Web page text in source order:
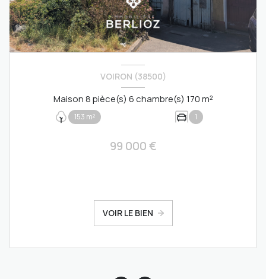
VOIRON (38500)
Maison 8 pièce(s) 6 chambre(s) 170 m²
153 m² 1
99 000 €
VOIR LE BIEN